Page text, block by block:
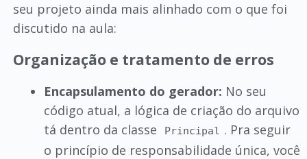
seu projeto ainda mais alinhado com o que foi
discutido na aula:
Organização e tratamento de erros
Encapsulamento do gerador: No seu
código atual, a lógica de criação do arquivo
tá dentro da classe
Principal . Pra seguir
o princípio de responsabilidade única, você